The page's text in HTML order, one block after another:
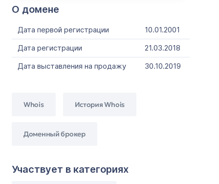
О домене
Дата первой регистрации
10.01.2001
Дата регистрации
21.03.2018
Дата выставления на продажу
30.10.2019
Whois История Whois
Доменный брокер
Участвует в категориях